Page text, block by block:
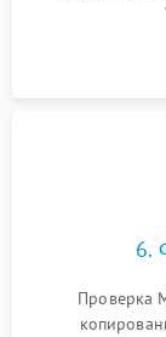
калибровка
6.
Проверка